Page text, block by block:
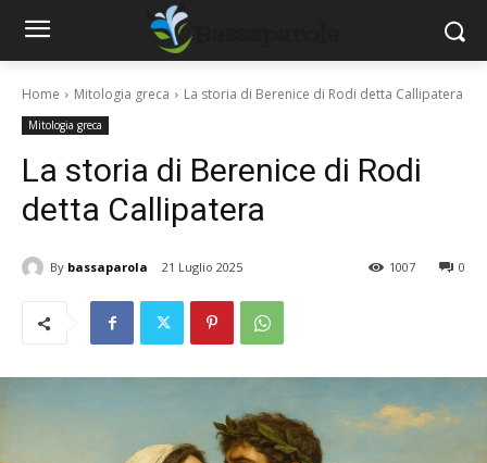
Home Mitologia greca La storia di Berenice di Rodi detta Callipatera
Mitologia greca
La storia di Berenice di Rodi
detta Callipatera
By bassaparola 21 Luglio 2025 0
1007